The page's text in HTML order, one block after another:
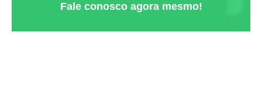
Fale conosco agora mesmo!